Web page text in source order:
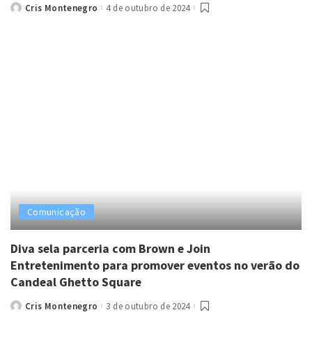
PostedCris Montenegro 4 de outubro de 2024
Comunicação
Diva sela parceria com Brown e Join
Entretenimento para promover eventos no verão do
Candeal Ghetto Square
PostedCris Montenegro 3 de outubro de 2024